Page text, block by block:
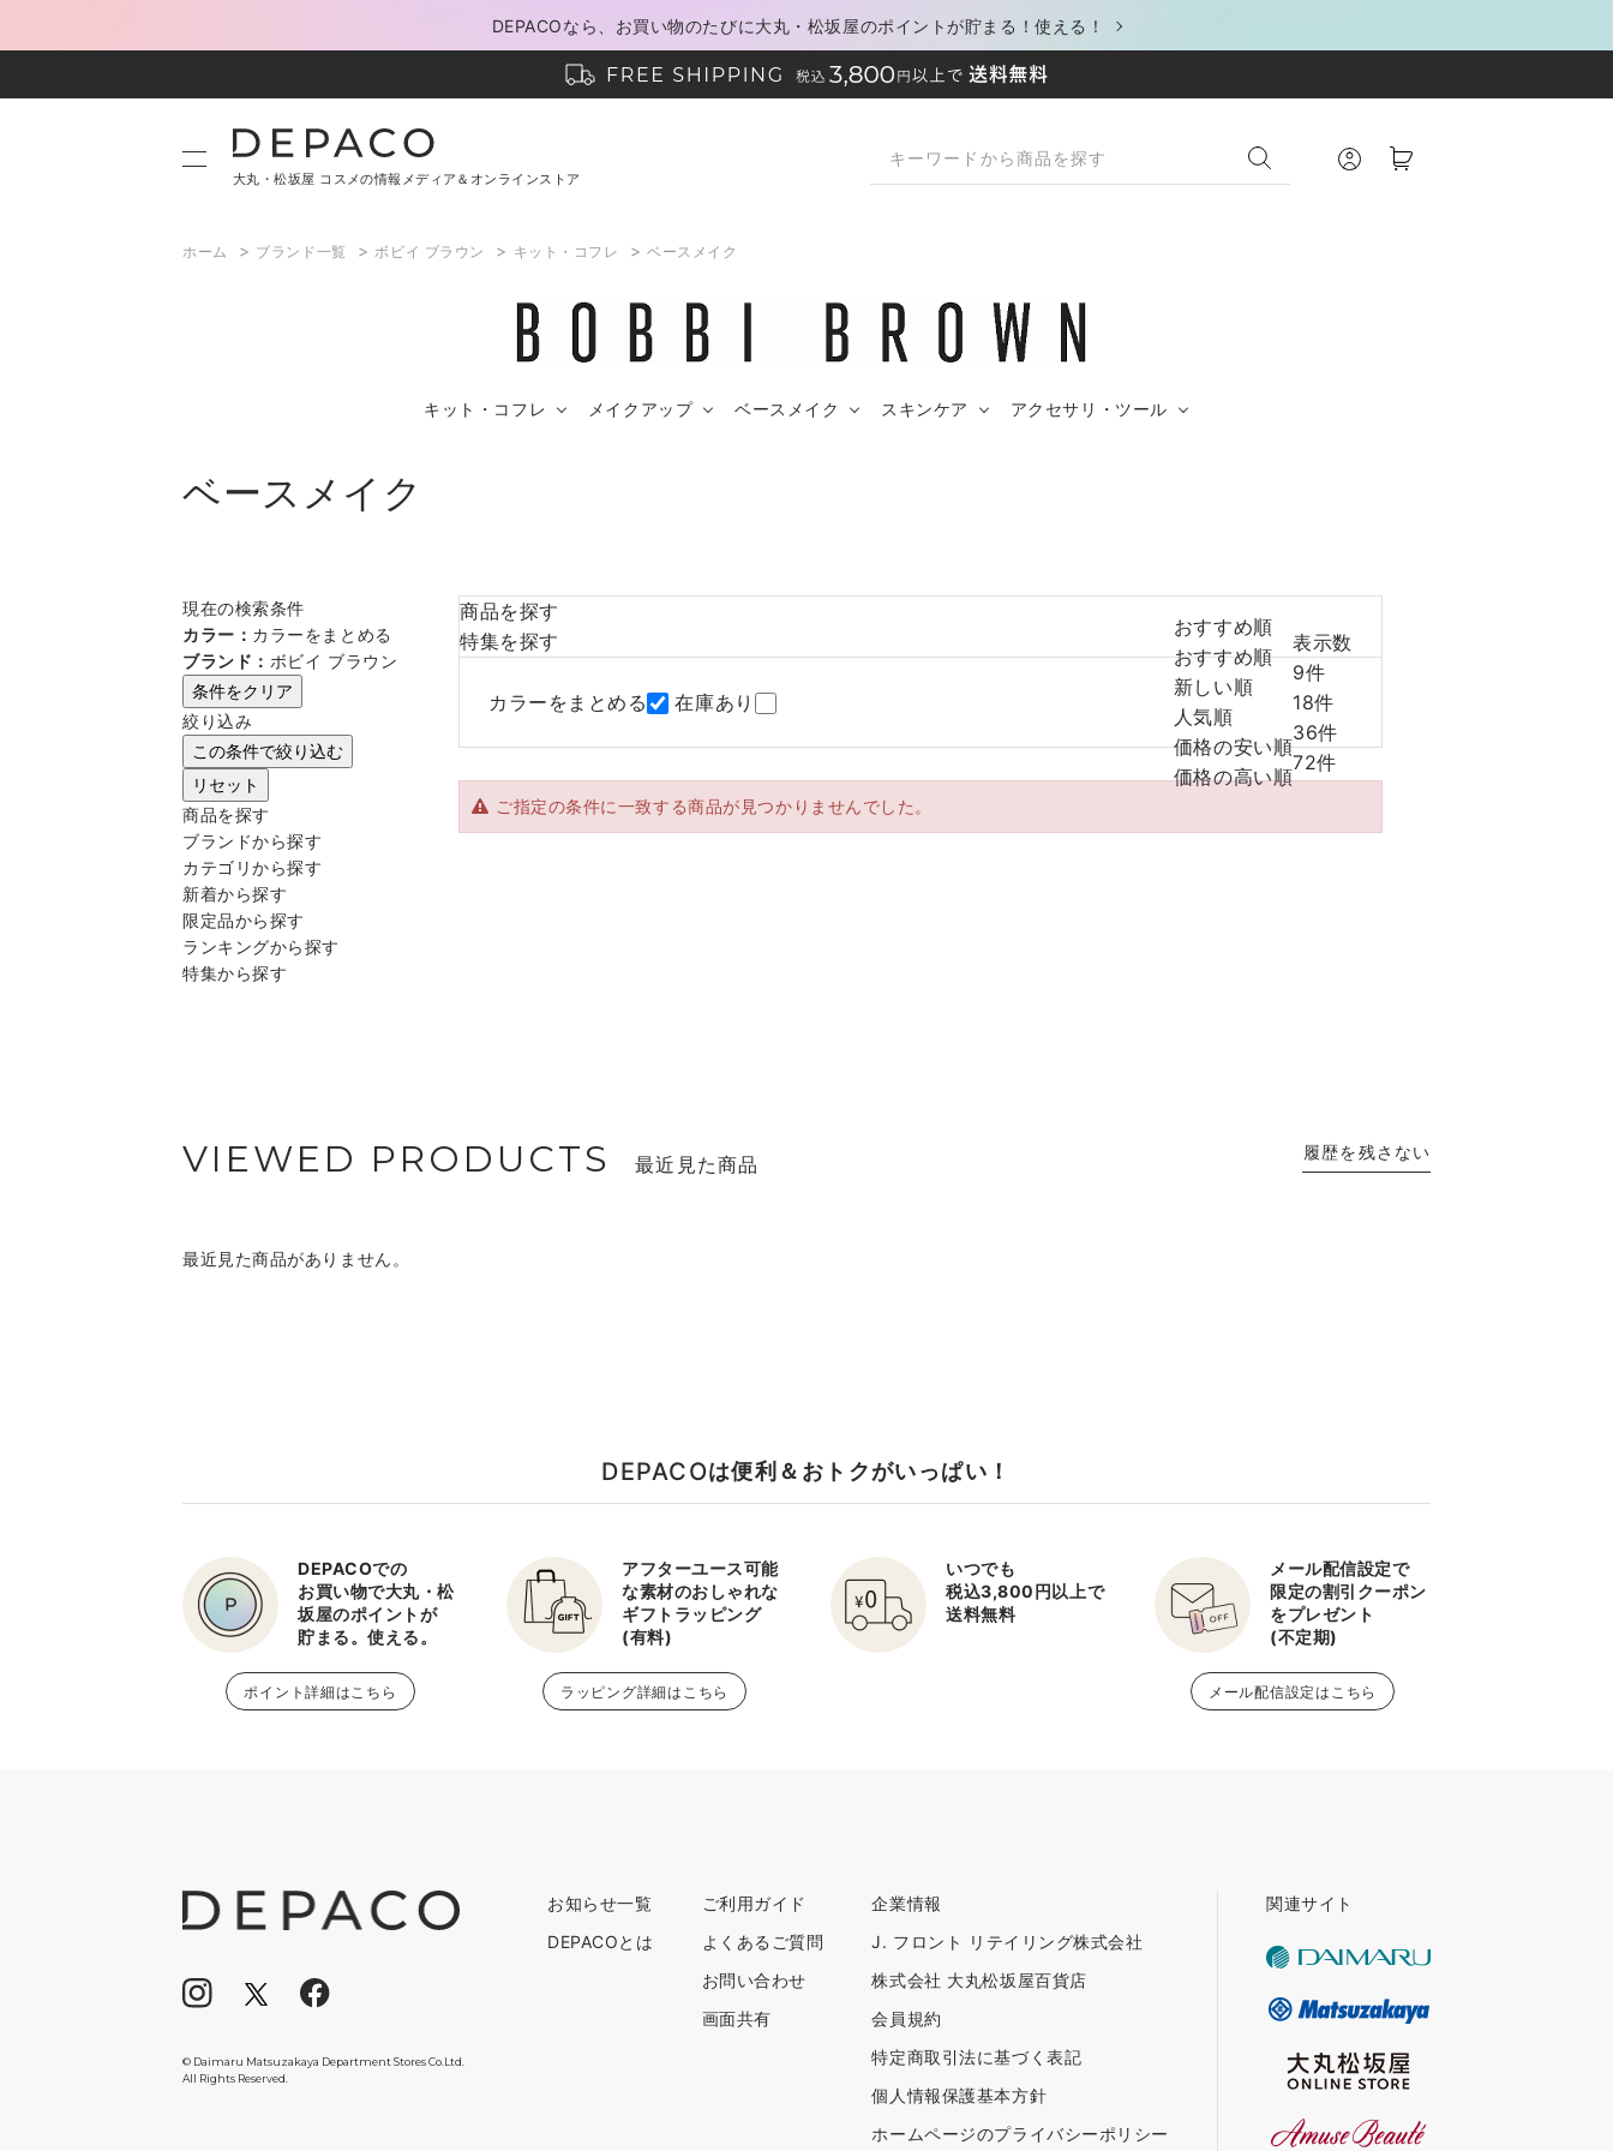
DEPACOなら、お買い物のたびに大丸・松坂屋のポイントが貯まる！使える！
大丸・松坂屋 コスメの情報メディア＆オンラインストア
ホーム > ブランド一覧 > ボビイ ブラウン > キット・コフレ >ベースメイク
キット・コフレ メイクアップ ベースメイク スキンケア アクセサリ・ツール
ベースメイク
現在の検索条件
カラー： カラーをまとめる
ブランド： ボビイ ブラウン
条件をクリア
絞り込み
この条件で絞り込む
リセット
商品を探す
ブランドから探す
カテゴリから探す
新着から探す
限定品から探す
ランキングから探す
特集から探す
商品を探す
特集を探す
カラーをまとめる 在庫あり
おすすめ順
おすすめ順
新しい順
人気順
価格の安い順
価格の高い順
表示数
9件
18件
36件
72件
ご指定の条件に一致する商品が見つかりませんでした。
VIEWED PRODUCTS 最近見た商品
最近見た商品がありません。
履歴を残さない
DEPACOは便利＆おトクがいっぱい！
DEPACOでの
お買い物で大丸・松
坂屋のポイントが
貯まる。使える。
ポイント詳細はこちら
アフターユース可能
な素材のおしゃれな
ギフトラッピング
(有料)
ラッピング詳細はこちら
いつでも
税込3,800円以上で
送料無料
メール配信設定で
限定の割引クーポン
をプレゼント
(不定期)
メール配信設定はこちら
© Daimaru Matsuzakaya Department Stores Co.Ltd.
All Rights Reserved.
お知らせ一覧
DEPACOとは
ご利用ガイド
よくあるご質問
お問い合わせ
画面共有
企業情報
J. フロント リテイリング株式会社
株式会社 大丸松坂屋百貨店
会員規約
特定商取引法に基づく表記
個人情報保護基本方針
ホームページのプライバシーポリシー
関連サイト